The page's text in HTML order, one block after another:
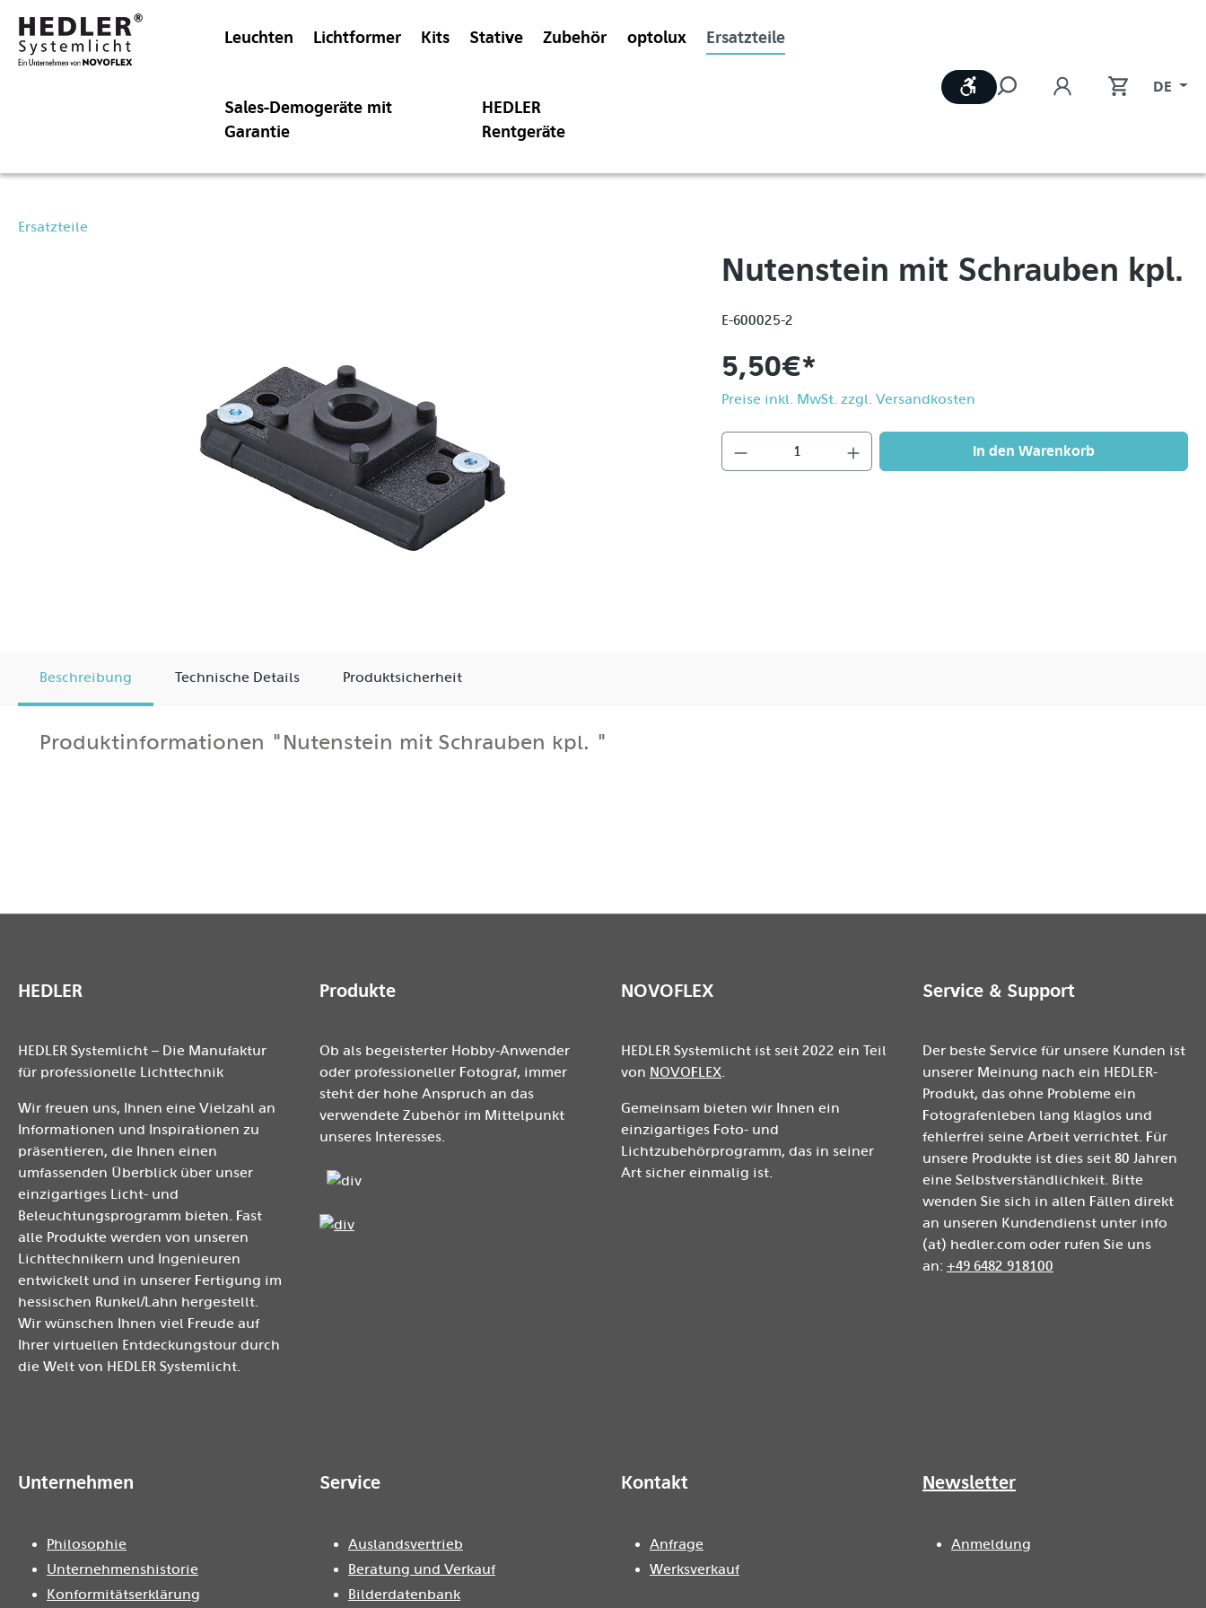
Leuchten Lichtformer Kits Stative Zubehör optolux Ersatzteile
Sales-Demogeräte mit
Garantie
HEDLER
Rentgeräte
Werkzeugleiste anzeigen DE
Ersatzteile
Nutenstein mit Schrauben kpl.
E-600025-2
5,50 €*
Preise inkl. MwSt. zzgl. Versandkosten
In den Warenkorb
Beschreibung Technische Details Produktsicherheit
Produktinformationen "Nutenstein mit Schrauben kpl. "
HEDLER
HEDLER Systemlicht – Die Manufaktur
für professionelle Lichttechnik
Wir freuen uns, Ihnen eine Vielzahl an
Informationen und Inspirationen zu
präsentieren, die Ihnen einen
umfassenden Überblick über unser
einzigartiges Licht- und
Beleuchtungsprogramm bieten. Fast
alle Produkte werden von unseren
Lichttechnikern und Ingenieuren
entwickelt und in unserer Fertigung im
hessischen Runkel/Lahn hergestellt.
Wir wünschen Ihnen viel Freude auf
Ihrer virtuellen Entdeckungstour durch
die Welt von HEDLER Systemlicht.
Produkte
Ob als begeisterter Hobby-Anwender
oder professioneller Fotograf, immer
steht der hohe Anspruch an das
verwendete Zubehör im Mittelpunkt
unseres Interesses.
NOVOFLEX
HEDLER Systemlicht ist seit 2022 ein Teil
von NOVOFLEX.
Gemeinsam bieten wir Ihnen ein
einzigartiges Foto- und
Lichtzubehörprogramm, das in seiner
Art sicher einmalig ist.
Service & Support
Der beste Service für unsere Kunden ist
unserer Meinung nach ein HEDLER-
Produkt, das ohne Probleme ein
Fotografenleben lang klaglos und
fehlerfrei seine Arbeit verrichtet. Für
unsere Produkte ist dies seit 80 Jahren
eine Selbstverständlichkeit. Bitte
wenden Sie sich in allen Fällen direkt
an unseren Kundendienst unter info
(at) hedler.com oder rufen Sie uns
an: +49 6482 918100
Unternehmen
Philosophie
Unternehmenshistorie
Konformitätserklärung
Service
Auslandsvertrieb
Beratung und Verkauf
Bilderdatenbank
Kontakt
Anfrage
Werksverkauf
Newsletter
Anmeldung